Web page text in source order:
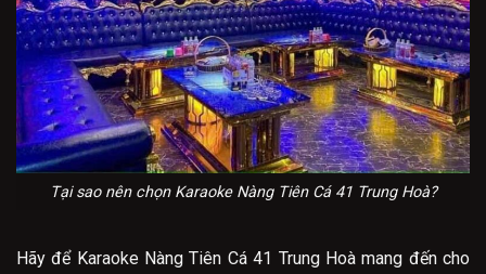
Tại sao nên chọn Karaoke Nàng Tiên Cá 41 Trung Hoà?
Hãy để Karaoke Nàng Tiên Cá 41 Trung Hoà mang đến cho